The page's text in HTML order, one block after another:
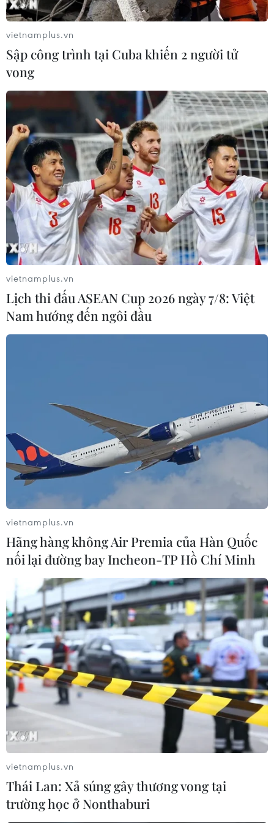
vietnamplus.vn
Sập công trình tại Cuba khiến 2 người tử
vong
vietnamplus.vn
Lịch thi đấu ASEAN Cup 2026 ngày 7/8: Việt
Nam hướng đến ngôi đầu
vietnamplus.vn
Hãng hàng không Air Premia của Hàn Quốc
nối lại đường bay Incheon-TP Hồ Chí Minh
vietnamplus.vn
Thái Lan: Xả súng gây thương vong tại
trường học ở Nonthaburi